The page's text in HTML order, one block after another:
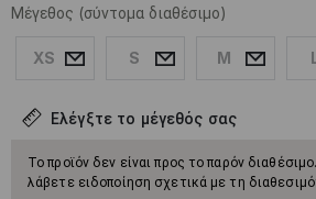
Μέγεθος (σύντομα διαθέσιμο)
XS S M
Ελέγξτε το μέγεθός σας
Το προϊόν δεν είναι προς το παρόν
λάβετε ειδοποίηση σχετικά με τη